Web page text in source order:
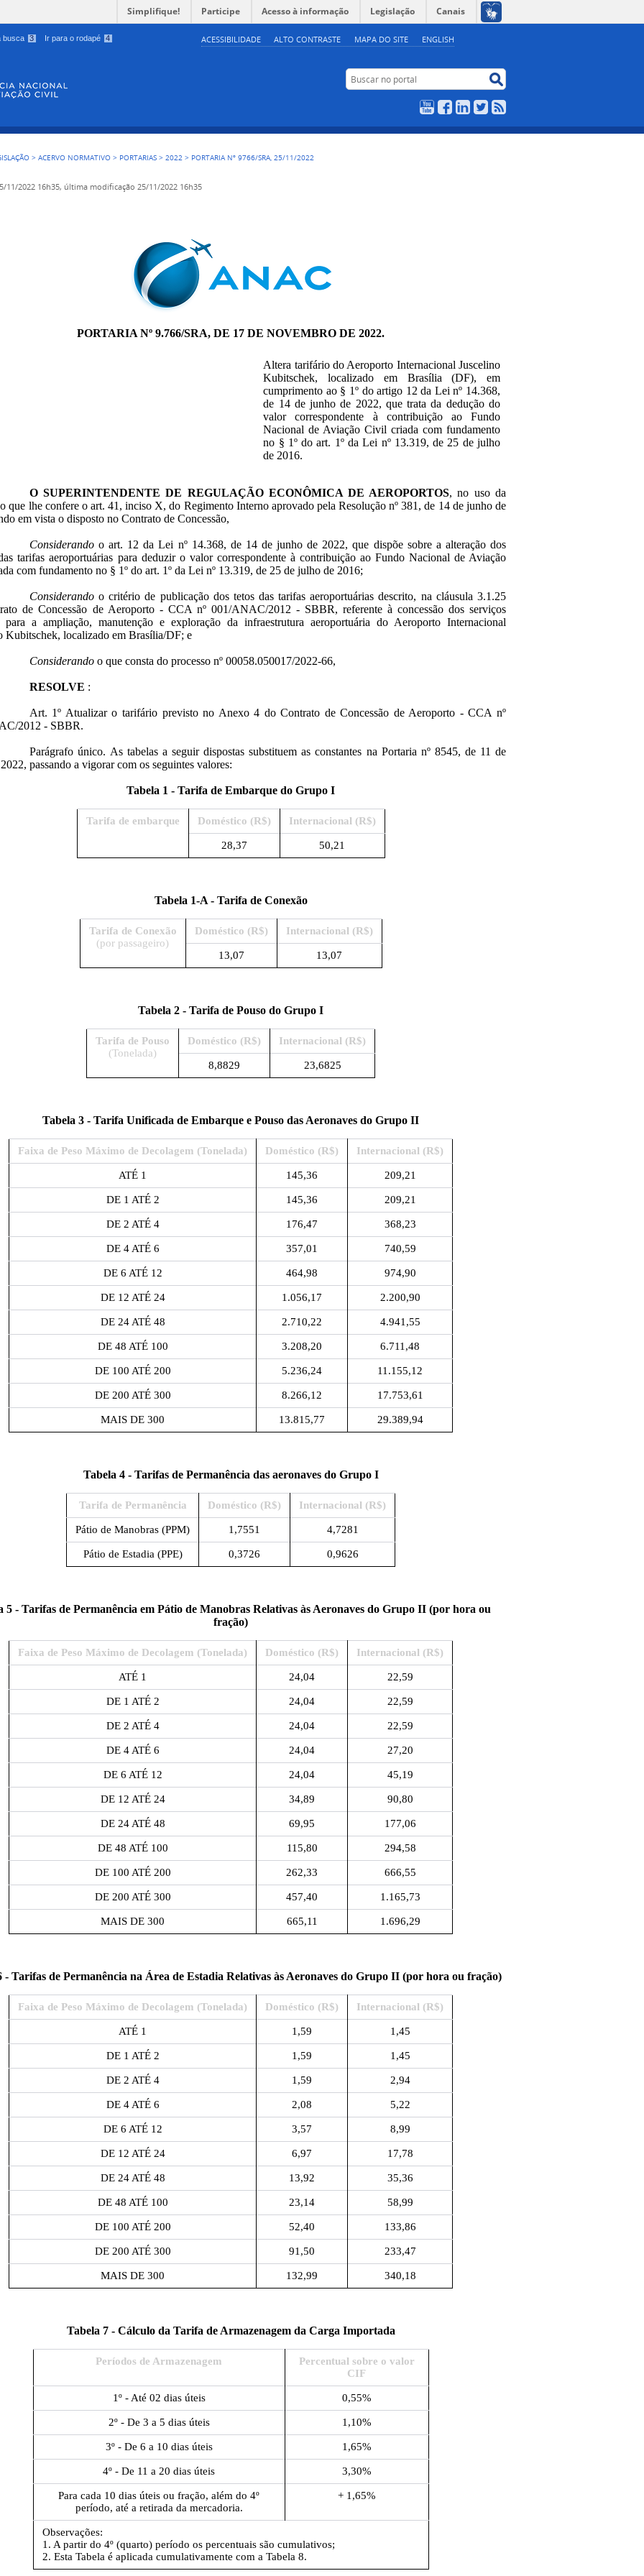
busca 3 Ir para o rodapé 4 ACESSIBILIDADE ALTO CONTRASTE MAPA DO SITE ENGLISH
Simplifique! Participe Acesso à informação Legislação Canais
Buscar no portal
YouTubeFacebookLinkedIn
Twitter
>ACERVO NORMATIVO > PORTARIAS >2022 > PORTARIA Nº 9766/SRA, 25/11/2022
11/2022 16h35, última modificação 25/11/2022 16h35
PORTARIA Nº 9.766/SRA, DE 17 DE NOVEMBRO DE 2022.
Altera tarifário do Aeroporto Internacional Juscelino
Kubitschek, localizado em Brasília (DF), em
cumprimento ao § 1º ​do artigo 12 da Lei nº 14.368,
de 14 de junho de 2022, que trata da dedução do
valor correspondente à contribuição ao Fundo
Nacional de Aviação Civil criada com fundamento
no § 1º do art. 1º da Lei nº 13.319, de 25 de julho
de 2016.
O SUPERINTENDENTE DE REGULAÇÃO ECONÔMICA DE AEROPORTOS, no uso da
que lhe confere o art. 41, inciso X, do Regimento Interno aprovado pela Resolução nº 381, de 14 de junho de
em vista o disposto no Contrato de Concessão,
Considerando o art. 12 da Lei nº 14.368, de 14 de junho de 2022, que dispõe sobre a alteração dos
tarifas aeroportuárias para deduzir o valor correspondente à contribuição ao Fundo Nacional de Aviação
com fundamento no § 1º do art. 1º da Lei nº 13.319, de 25 de julho de 2016;
Considerandoo critério de publicação dos tetos das tarifas aeroportuárias descrito, na cláusula 3.1.25
de Concessão de Aeroporto - CCA nº 001/ANAC/2012 - SBBR, referente à concessão dos serviços
para a ampliação, manutenção e exploração da infraestrutura aeroportuária do Aeroporto Internacional
Kubitschek, localizado em Brasília/DF; e
Considerandoo que consta do processo nº 00058.050017/2022-66,
RESOLVE :
Art. 1º Atualizar o tarifário previsto no Anexo 4 do Contrato de Concessão de Aeroporto - CCA nº
2012 - SBBR.
Parágrafo único. As tabelas a seguir dispostas substituem as constantes na Portaria nº 8545, de 11 de
passando a vigorar com os seguintes valores:
Tabela 1 - Tarifa de Embarque do Grupo I
Tarifa de embarque Doméstico (R$) Internacional (R$)
28,37 50,21
Tabela 1-A - Tarifa de Conexão
Tarifa de Conexão
(por passageiro)
Doméstico (R$) Internacional (R$)
13,07 13,07
Tabela 2 - Tarifa de Pouso do Grupo I
Tarifa de Pouso
(Tonelada)
Doméstico (R$) Internacional (R$)
8,8829 23,6825
Tabela 3 - Tarifa Unificada de Embarque e Pouso das Aeronaves do Grupo II
Faixa de Peso Máximo de Decolagem (Tonelada) Doméstico (R$) Internacional (R$)
ATÉ 1 145,36 209,21
DE 1 ATÉ 2 145,36 209,21
DE 2 ATÉ 4 176,47 368,23
DE 4 ATÉ 6 357,01 740,59
DE 6 ATÉ 12 464,98 974,90
DE 12 ATÉ 24 1.056,17 2.200,90
DE 24 ATÉ 48 2.710,22 4.941,55
DE 48 ATÉ 100 3.208,20 6.711,48
DE 100 ATÉ 200 5.236,24 11.155,12
DE 200 ATÉ 300 8.266,12 17.753,61
MAIS DE 300 13.815,77 29.389,94
Tabela 4 - Tarifas de Permanência das aeronaves do Grupo I
Tarifa de Permanência Doméstico (R$) Internacional (R$)
Pátio de Manobras (PPM) 1,7551 4,7281
Pátio de Estadia (PPE) 0,3726 0,9626
5 - Tarifas de Permanência em Pátio de Manobras Relativas às Aeronaves do Grupo II (por hora ou
fração)
Faixa de Peso Máximo de Decolagem (Tonelada) Doméstico (R$) Internacional (R$)
ATÉ 1 24,04 22,59
DE 1 ATÉ 2 24,04 22,59
DE 2 ATÉ 4 24,04 22,59
DE 4 ATÉ 6 24,04 27,20
DE 6 ATÉ 12 24,04 45,19
DE 12 ATÉ 24 34,89 90,80
DE 24 ATÉ 48 69,95 177,06
DE 48 ATÉ 100 115,80 294,58
DE 100 ATÉ 200 262,33 666,55
DE 200 ATÉ 300 457,40 1.165,73
MAIS DE 300 665,11 1.696,29
- Tarifas de Permanência na Área de Estadia Relativas às Aeronaves do Grupo II (por hora ou fração)
Faixa de Peso Máximo de Decolagem (Tonelada) Doméstico (R$) Internacional (R$)
ATÉ 1 1,59 1,45
DE 1 ATÉ 2 1,59 1,45
DE 2 ATÉ 4 1,59 2,94
DE 4 ATÉ 6 2,08 5,22
DE 6 ATÉ 12 3,57 8,99
DE 12 ATÉ 24 6,97 17,78
DE 24 ATÉ 48 13,92 35,36
DE 48 ATÉ 100 23,14 58,99
DE 100 ATÉ 200 52,40 133,86
DE 200 ATÉ 300 91,50 233,47
MAIS DE 300 132,99 340,18
Tabela 7 - Cálculo da Tarifa de Armazenagem da Carga Importada
Períodos de Armazenagem
Percentual sobre o valor
CIF
1º - Até 02 dias úteis 0,55%
2º - De 3 a 5 dias úteis 1,10%
3º - De 6 a 10 dias úteis 1,65%
4º - De 11 a 20 dias úteis 3,30%
Para cada 10 dias úteis ou fração, além do 4º
período, até a retirada da mercadoria.
+ 1,65%
Observações:
1. A partir do 4º (quarto) período os percentuais são cumulativos;
2. Esta Tabela é aplicada cumulativamente com a Tabela 8.